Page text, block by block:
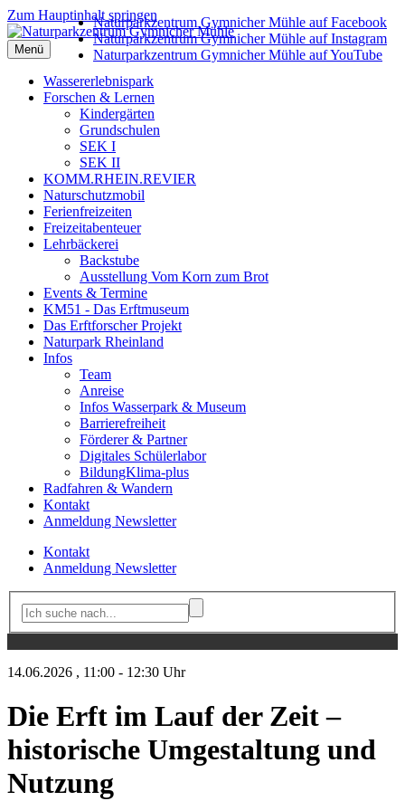
Zum Hauptinhalt springen
Menü
Wassererlebnispark
Forschen & Lernen
Kindergärten
Grundschulen
SEK I
SEK II
KOMM.RHEIN.REVIER
Naturschutzmobil
Ferienfreizeiten
Freizeitabenteuer
Lehrbäckerei
Backstube
Ausstellung Vom Korn zum Brot
Events & Termine
KM51 - Das Erftmuseum
Das Erftforscher Projekt
Naturpark Rheinland
Infos
Team
Anreise
Infos Wasserpark & Museum
Barrierefreiheit
Förderer & Partner
Digitales Schülerlabor
BildungKlima-plus
Radfahren & Wandern
Kontakt
Anmeldung Newsletter
Kontakt
Anmeldung Newsletter
14.06.2026 , 11:00 - 12:30 Uhr
Die Erft im Lauf der Zeit –
historische Umgestaltung und
Nutzung
Naturparkzentrum Gymnicher Mühle auf Facebook
Naturparkzentrum Gymnicher Mühle auf Instagram
Naturparkzentrum Gymnicher Mühle auf YouTube